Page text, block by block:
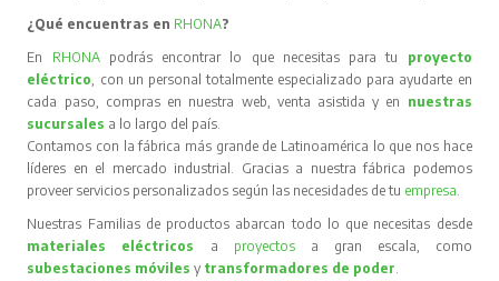
¿Qué encuentras en RHONA?
En RHONA podrás encontrar lo que necesitas para tu proyecto
eléctrico , con un personal totalmente especializado para ayudarte en
cada paso, compras en nuestra web, venta asistida y en nuestras
sucursales a lo largo del país.
Contamos con la fábrica más grande de Latinoamérica lo que nos hace
líderes en el mercado industrial. Gracias a nuestra fábrica podemos
proveer servicios personalizados según las necesidades de tu empresa
Nuestras Familias de productos abarcan todo lo que necesitas desde
materiales eléctricos
a proyectos
a gran escala, como
subestaciones móvilesy transformadores de poder